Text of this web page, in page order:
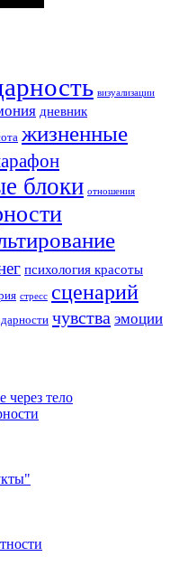
визуализации
дневник
жизненные
блоки отношения
психология красоты
стресс сценарий
чувства эмоции
через тело